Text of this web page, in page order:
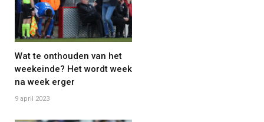
Wat te onthouden van het
weekeinde? Het wordt week
na week erger
9 april 2023